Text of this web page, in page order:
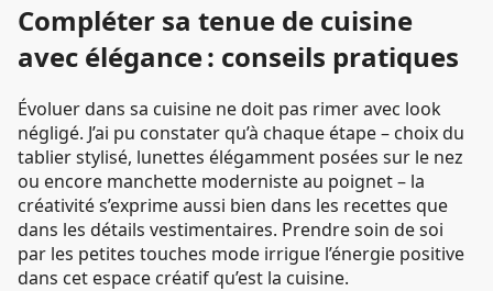
Compléter sa tenue de cuisine
avec élégance : conseils pratiques
Évoluer dans sa cuisine ne doit pas rimer avec look
négligé. J’ai pu constater qu’à chaque étape – choix du
tablier stylisé, lunettes élégamment posées sur le nez
ou encore manchette moderniste au poignet – la
créativité s’exprime aussi bien dans les recettes que
dans les détails vestimentaires. Prendre soin de soi
par les petites touches mode irrigue l’énergie positive
dans cet espace créatif qu’est la cuisine.